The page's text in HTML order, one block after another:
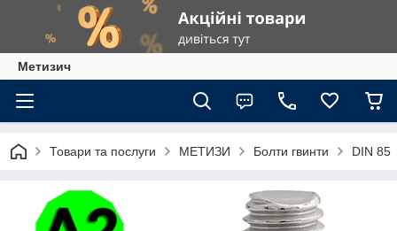
Метизич
Товари та послуги МЕТИЗИ Болти гвинти DIN 85